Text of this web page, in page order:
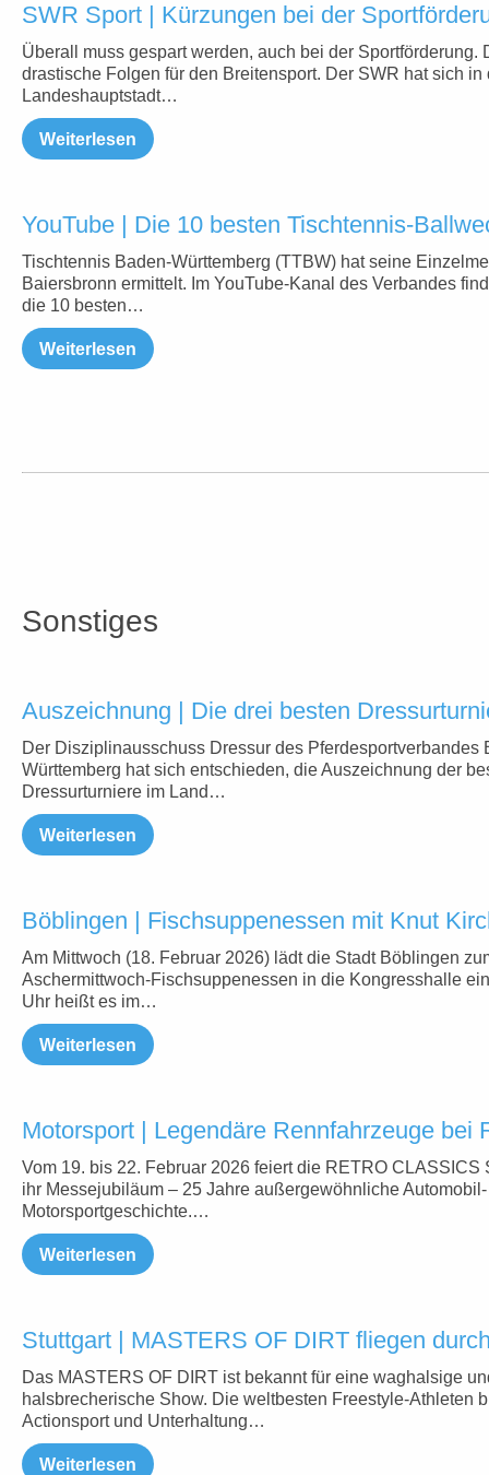
SWR Sport | Kürzungen bei der
Überall muss gespart werden, auch bei der Sportförderung.
drastische Folgen für den Breitensport. Der SWR hat sich in
Landeshauptstadt…
Weiterlesen
YouTube | Die 10 besten Tischtennis-
Tischtennis Baden-Württemberg (TTBW) hat seine
Baiersbronn ermittelt. Im YouTube-Kanal des Verbandes
die 10 besten…
Weiterlesen
Sonstiges
Auszeichnung | Die drei besten
Der Disziplinausschuss Dressur des Pferdesportverbandes
Württemberg hat sich entschieden, die Auszeichnung der
Dressurturniere im Land…
Weiterlesen
Böblingen | Fischsuppenessen mit Knut
Am Mittwoch (18. Februar 2026) lädt die Stadt Böblingen
Aschermittwoch-Fischsuppenessen in die Kongresshalle
Uhr heißt es im…
Weiterlesen
Motorsport | Legendäre Rennfahrzeuge bei
Vom 19. bis 22. Februar 2026 feiert die RETRO CLASSICS
ihr Messejubiläum – 25 Jahre außergewöhnliche
Motorsportgeschichte.…
Weiterlesen
Stuttgart | MASTERS OF DIRT fliegen
Das MASTERS OF DIRT ist bekannt für eine waghalsige
halsbrecherische Show. Die weltbesten Freestyle-Athleten
Actionsport und Unterhaltung…
Weiterlesen